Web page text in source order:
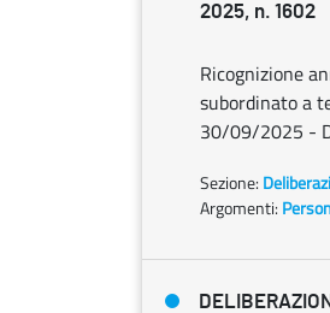
2025, n. 1602
Ricognizione
subordinato a
30/09/2025 -
Sezione:
Argomenti: